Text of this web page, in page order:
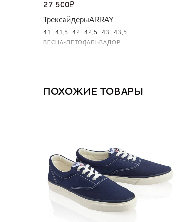
27 500₽
ТрексайдерыARRAY
41 41,5 42 42,5 43 43,5
ВЕСНА-ЛЕТОСАЛЬВАДОР
ПОХОЖИЕ ТОВАРЫ